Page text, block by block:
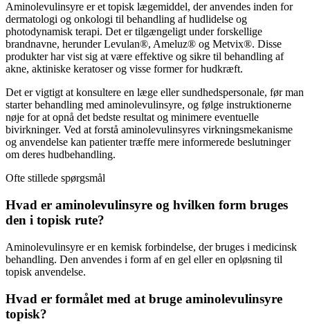
Aminolevulinsyre er et topisk lægemiddel, der anvendes inden for
dermatologi og onkologi til behandling af hudlidelse og
photodynamisk terapi. Det er tilgængeligt under forskellige
brandnavne, herunder Levulan®, Ameluz® og Metvix®. Disse
produkter har vist sig at være effektive og sikre til behandling af
akne, aktiniske keratoser og visse former for hudkræft.
Det er vigtigt at konsultere en læge eller sundhedspersonale, før man
starter behandling med aminolevulinsyre, og følge instruktionerne
nøje for at opnå det bedste resultat og minimere eventuelle
bivirkninger. Ved at forstå aminolevulinsyres virkningsmekanisme
og anvendelse kan patienter træffe mere informerede beslutninger
om deres hudbehandling.
Ofte stillede spørgsmål
Hvad er aminolevulinsyre og hvilken form bruges
den i topisk rute?
Aminolevulinsyre er en kemisk forbindelse, der bruges i medicinsk
behandling. Den anvendes i form af en gel eller en opløsning til
topisk anvendelse.
Hvad er formålet med at bruge aminolevulinsyre
topisk?